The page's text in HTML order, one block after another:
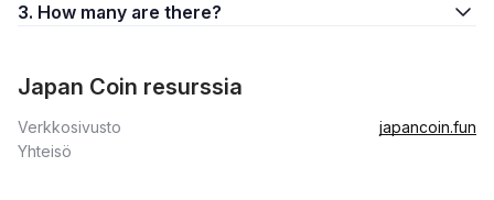
3. How many are there?
Japan Coin resurssia
Verkkosivusto
japancoin.fun
Yhteisö